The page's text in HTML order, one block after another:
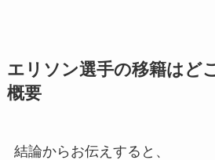
エリソン選手の移籍はど
概要
結論からお伝えすると、